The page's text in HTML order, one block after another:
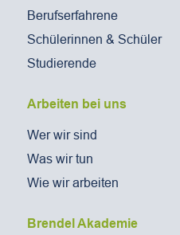
Berufserfahrene
Schülerinnen & Schüler
Studierende
Arbeiten bei uns
Wer wir sind
Was wir tun
Wie wir arbeiten
Brendel Akademie